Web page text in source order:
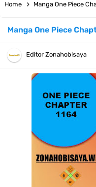
7 Fakta Franky One Piece,
Profil Anwar Hafid, Politisi
Resep Pesmol Ikan Mas,
Home Manga One Piece
Manga One Piece
Editor Zonahobisaya